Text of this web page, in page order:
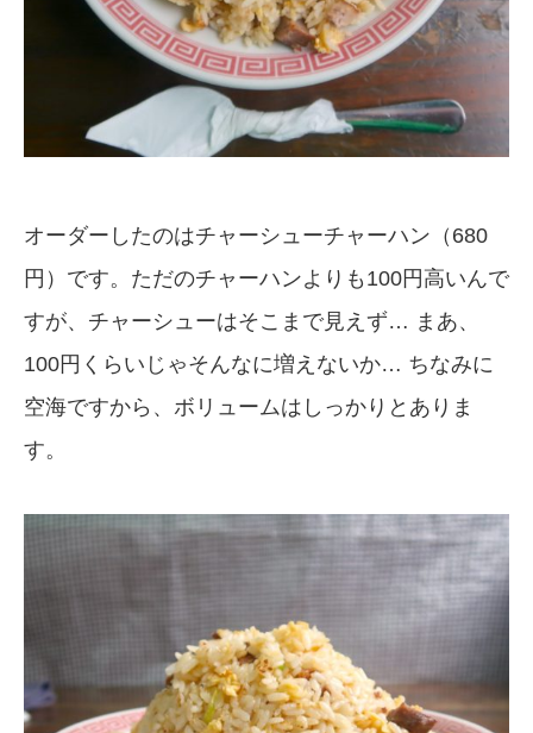
オーダーしたのはチャーシューチャーハン（680
円）です。ただのチャーハンよりも100円高いんで
すが、チャーシューはそこまで見えず… まあ、
100円くらいじゃそんなに増えないか… ちなみに
空海ですから、ボリュームはしっかりとありま
す。